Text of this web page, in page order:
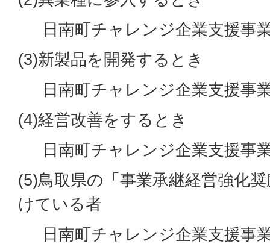
日南町チャレンジ企業支援事
(3)新製品を開発するとき
日南町チャレンジ企業支援事
(4)経営改善をするとき
日南町チャレンジ企業支援事
(5)鳥取県の「事業承継経営強化
けている者
日南町チャレンジ企業支援事